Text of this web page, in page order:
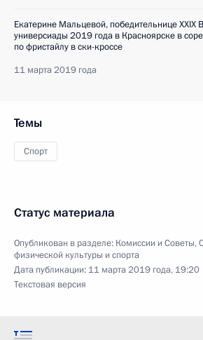
Екатерине Мальцевой, победительнице XXIX
универсиады 2019 года в Красноярске в
по фристайлу в ски-кроссе
11 марта 2019 года
Темы
Спорт
Статус материала
Опубликован в разделе: Комиссии и Советы,
физической культуры и спорта
Дата публикации: 11 марта 2019 года, 19:20
Текстовая версия